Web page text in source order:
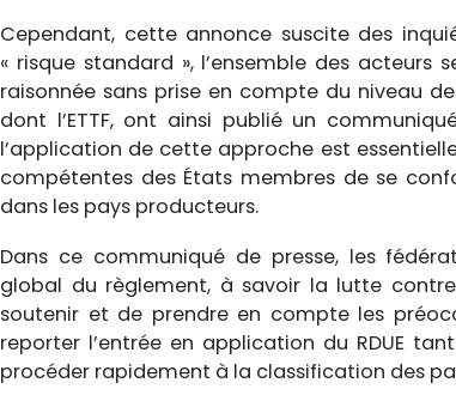
Cependant, cette annonce suscite des
« risque standard », l’ensemble des
raisonnée sans prise en compte du niveau
dont l’ETTF, ont ainsi publié un
l’application de cette approche est
compétentes des États membres de se
dans les pays producteurs.
Dans ce communiqué de presse, les
global du règlement, à savoir la lutte
soutenir et de prendre en compte les
reporter l’entrée en application du RDUE
procéder rapidement à la classification des